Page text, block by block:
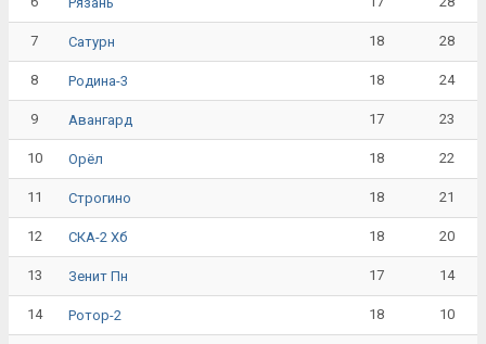
7 Сатурн 18 28
8 Родина-3 18 24
9 Авангард 17 23
10 Орёл 18 22
11 Строгино 18 21
12 СКА-2 Хб 18 20
13 Зенит Пн 17 14
14 Ротор-2 18 10